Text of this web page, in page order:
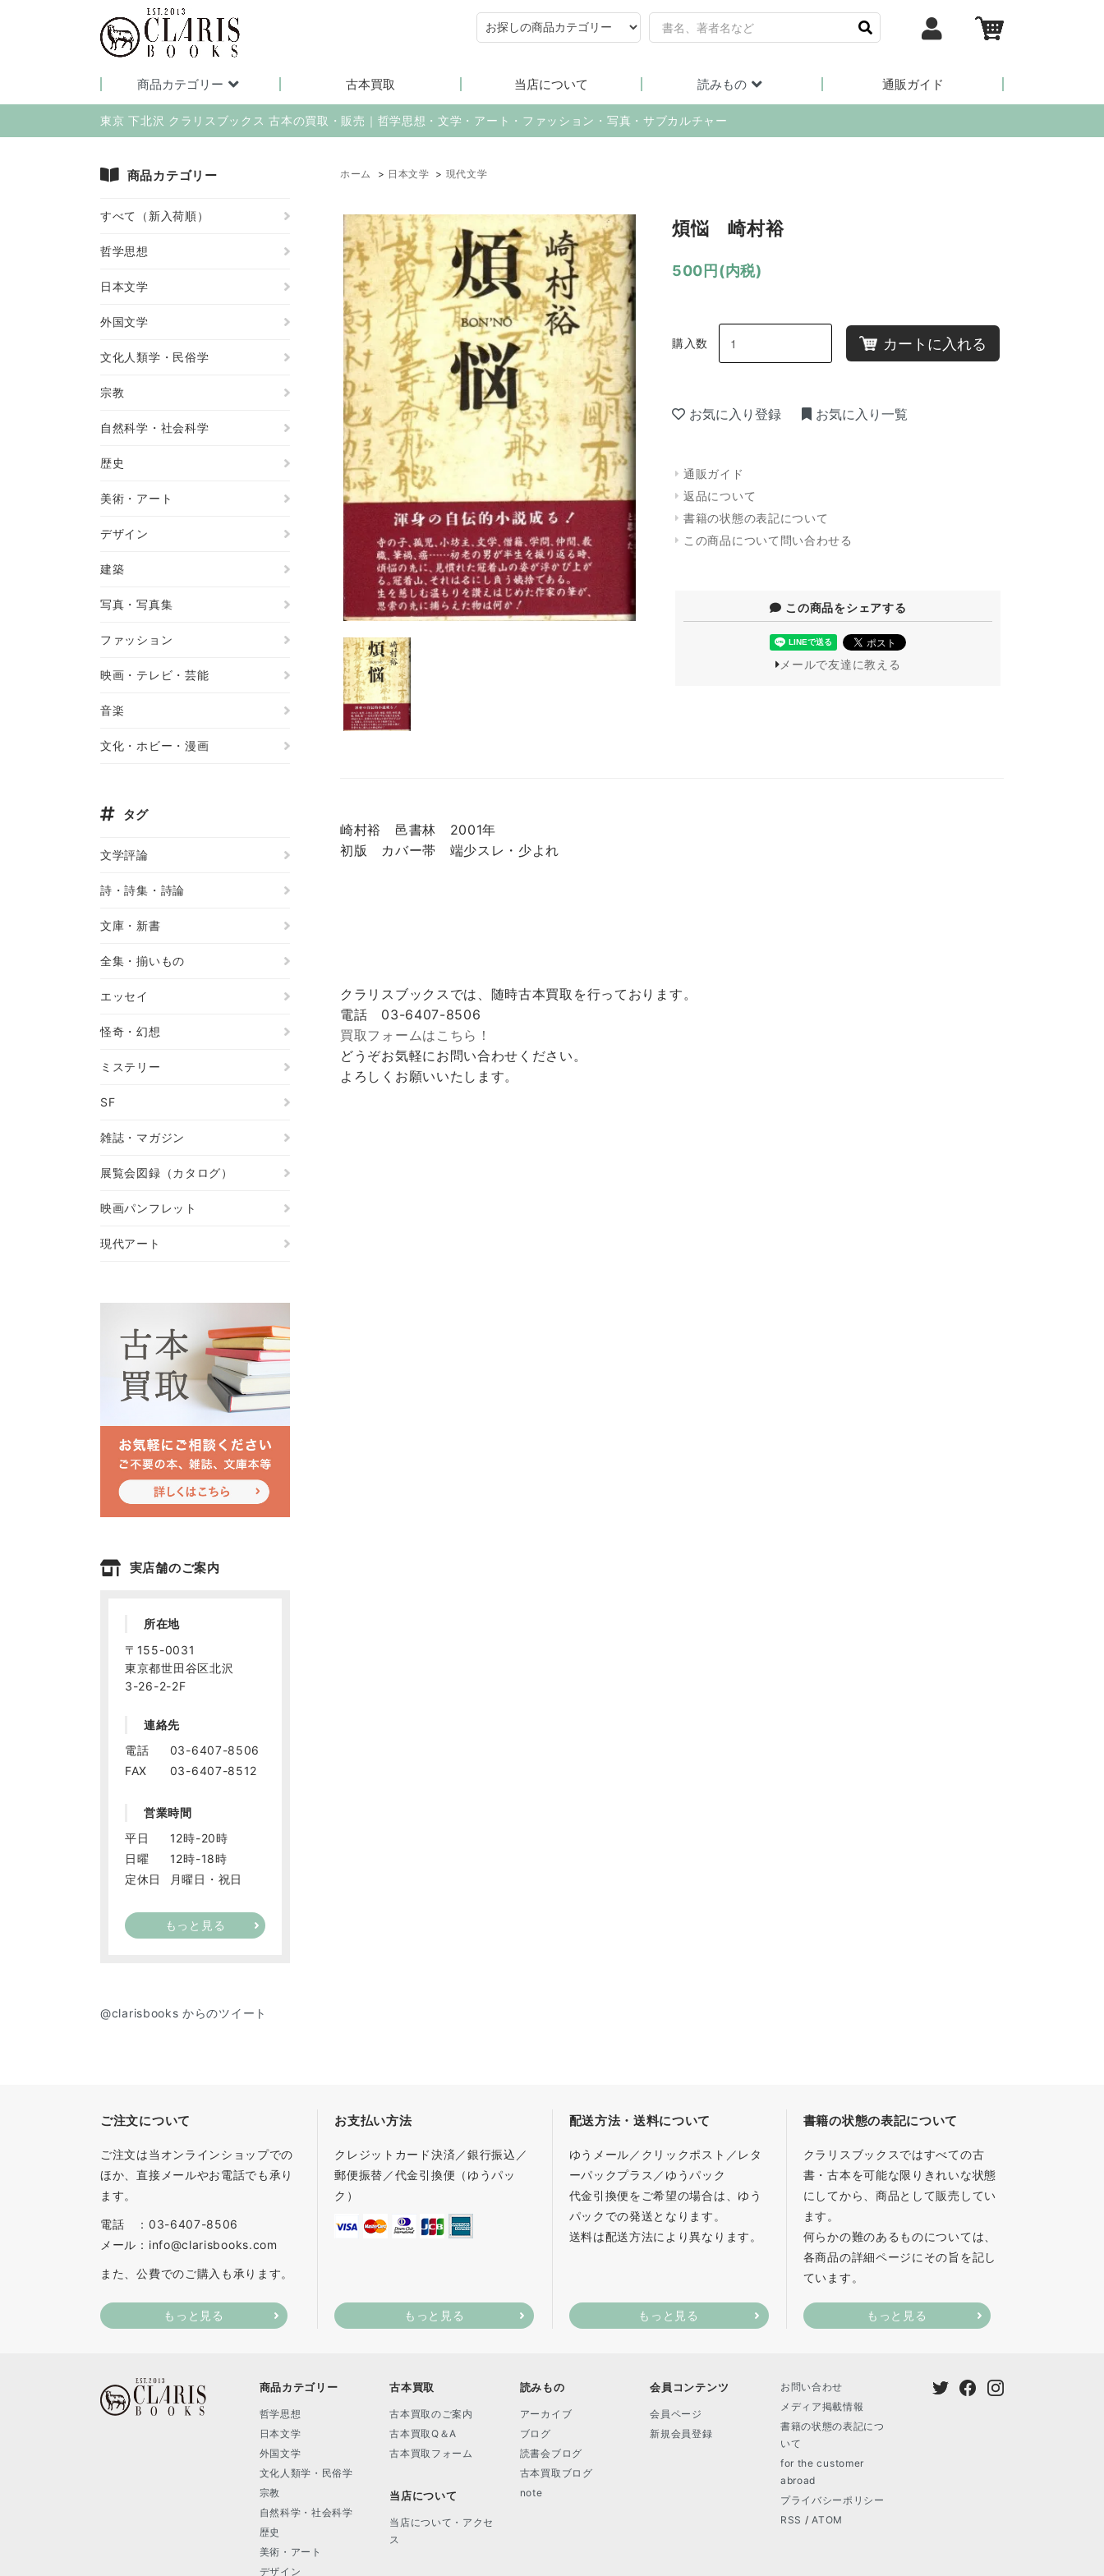
商品カテゴリー 古本買取 当店について 読みもの 通販ガイド
東京 下北沢 クラリスブックス 古本の買取・販売｜哲学思想・文学・アート・ファッション・写真・サブカルチャー
ホーム > 日本文学 > 現代文学
煩悩 崎村裕
500円(内税)
購入数 カートに入れる
お気に入り登録 お気に入り一覧
通販ガイド
返品について
書籍の状態の表記について
この商品について問い合わせる
この商品をシェアする
メールで友達に教える
崎村裕 邑書林 2001年
初版 カバー帯 端少スレ・少よれ
クラリスブックスでは、随時古本買取を行っております。
電話 03-6407-8506
買取フォームはこちら！
どうぞお気軽にお問い合わせください。
よろしくお願いいたします。
商品カテゴリー
すべて（新入荷順）
哲学思想
日本文学
外国文学
文化人類学・民俗学
宗教
自然科学・社会科学
歴史
美術・アート
デザイン
建築
写真・写真集
ファッション
映画・テレビ・芸能
音楽
文化・ホビー・漫画
タグ
文学評論
詩・詩集・詩論
文庫・新書
全集・揃いもの
エッセイ
怪奇・幻想
ミステリー
SF
雑誌・マガジン
展覧会図録（カタログ）
映画パンフレット
現代アート
実店舗のご案内
所在地
〒155-0031
東京都世田谷区北沢
3-26-2-2F
連絡先
電話
03-6407-8506
FAX
03-6407-8512
営業時間
平日
12時-20時
日曜
12時-18時
定休日
月曜日・祝日
もっと見る
@clarisbooks からのツイート
ご注文について
ご注文は当オンラインショップでの
ほか、直接メールやお電話でも承り
ます。
電話 ：03-6407-8506
メール：info@clarisbooks.com
また、公費でのご購入も承ります。
もっと見る
お支払い方法
クレジットカード決済／銀行振込／
郵便振替／代金引換便（ゆうパッ
ク）
もっと見る
配送方法・送料について
ゆうメール／クリックポスト／レタ
ーパックプラス／ゆうパック
代金引換便をご希望の場合は、ゆう
パックでの発送となります。
送料は配送方法により異なります。
もっと見る
書籍の状態の表記について
クラリスブックスではすべての古
書・古本を可能な限りきれいな状態
にしてから、商品として販売してい
ます。
何らかの難のあるものについては、
各商品の詳細ページにその旨を記し
ています。
もっと見る
商品カテゴリー
哲学思想
日本文学
外国文学
文化人類学・民俗学
宗教
自然科学・社会科学
歴史
美術・アート
デザイン
古本買取
古本買取のご案内
古本買取Q＆A
古本買取フォーム
当店について
当店について・アクセ
ス
読みもの
アーカイブ
ブログ
読書会ブログ
古本買取ブログ
note
会員コンテンツ
会員ページ
新規会員登録
お問い合わせ
メディア掲載情報
書籍の状態の表記につ
いて
for the customer
abroad
プライバシーポリシー
RSS /ATOM